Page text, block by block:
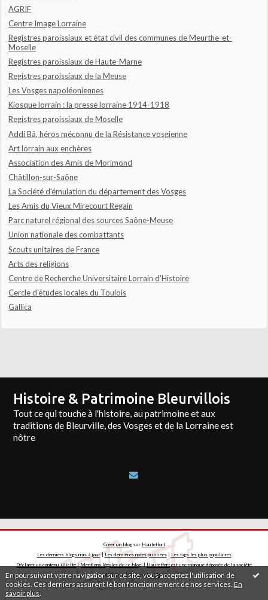
En poursuivant votre navigation sur ce site, vous acceptez l'utilisation de
cookies. Ces derniers assurent le bon fonctionnement de nos services. En
savoir plus
AGRIF
Centre Image Lorraine
Registres paroissiaux et état civil des communes de Meurthe-et-
Moselle
Registres paroissiaux de Haute-Marne
Registres paroissiaux de la Meuse
Les Vosges napoléoniennes
Kiosque lorrain : la presse lorraine 1914-1918
Registres paroissiaux de Moselle
Addi Bâ, héros méconnu de la Résistance vosgienne
Art lorrain aux enchères
Association des Amis de Morimond
Châtillon-sur-Saône
La Société d'émulation du département des Vosges
Les Amis du Vieux Mirecourt Regain
Parc naturel régional des sources Saône-Meuse
Union nationale des combattants
Scouts unitaires de France
Arts des religions
Centre de Recherche Universitaire Lorrain d'Histoire
Cercle d'études locales du Toulois
Gallica
Histoire & Patrimoine Bleurvillois
Tout ce qui touche à l'histoire, au patrimoine et aux
traditions de Bleurville, des Vosges et de la Lorraine est
nôtre
Créer un blogsur Hautetfort
Les derniers blogs mis à jour|Les dernières notes publiées| Les tags les plus populaires
Déclarer un contenu illicite|Mentions légales de ce blog | Hautetfort est une marque déposée de la société
talkSpirit | Créez votreblog!